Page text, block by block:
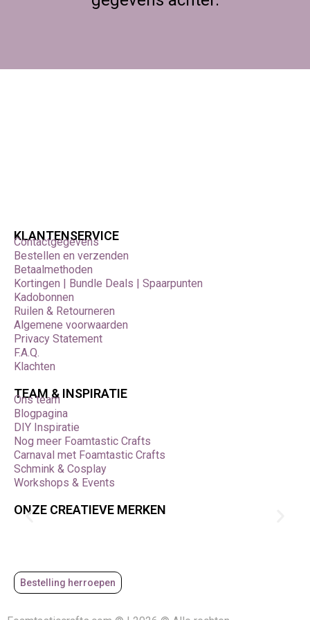
KLANTENSERVICE
Contactgegevens
Bestellen en verzenden
Betaalmethoden
Kortingen | Bundle Deals | Spaarpunten
Kadobonnen
Ruilen & Retourneren
Algemene voorwaarden
Privacy Statement
F.A.Q.
Klachten
TEAM & INSPIRATIE
Ons team
Blogpagina
DIY Inspiratie
Nog meer Foamtastic Crafts
Carnaval met Foamtastic Crafts
Schmink & Cosplay
Workshops & Events
ONZE CREATIEVE MERKEN
Bestelling herroepen